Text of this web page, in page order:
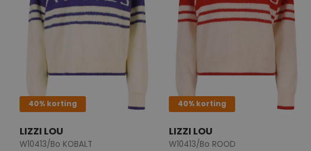
40% korting
LIZZI LOU
W10413/Bo KOBALT
40% korting
LIZZI LOU
W10413/Bo ROOD